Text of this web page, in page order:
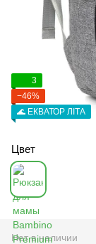
3
−46%
🌊 ЕКВАТОР ЛІТА
Цвет
Нет в наличии